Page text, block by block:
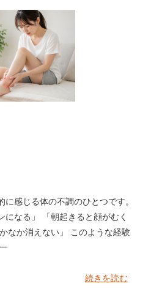
感じる体の不調のひとつです。
になる」 「朝起きると顔がむく
なか消えない」 このような経験
続きを読む